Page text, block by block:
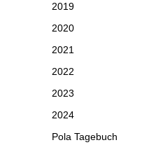
2019
2020
2021
2022
2023
2024
Pola Tagebuch